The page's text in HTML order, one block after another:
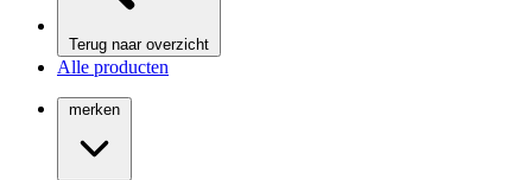
Terug naar overzicht
Alle producten
merken